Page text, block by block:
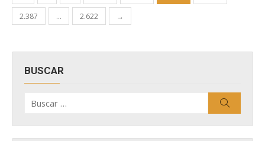
de
entradas
2.387 … 2.622 →
BUSCAR
por: